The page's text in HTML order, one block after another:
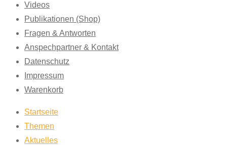
Videos
Publikationen (Shop)
Fragen & Antworten
Anspechpartner & Kontakt
Datenschutz
Impressum
Warenkorb
Startseite
Themen
Aktuelles